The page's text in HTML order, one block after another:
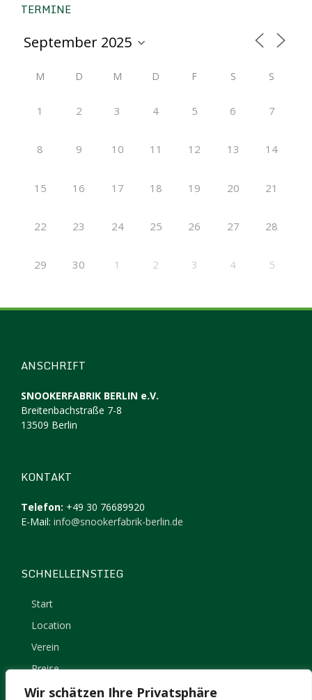
Wir schätzen Ihre Privatsphäre
TERMINE
M D M D F S S
1 2 3 4 5 6 7
8 9 10 11 12 13 14
15 16 17 18 19 20 21
22 23 24 25 26 27 28
29 30 1 2 3 4 5
ANSCHRIFT
SNOOKERFABRIK BERLIN e.V.
Breitenbachstraße 7-8
13509 Berlin
KONTAKT
Telefon: +49 30 76689920
E-Mail: info@snookerfabrik-berlin.de
SCHNELLEINSTIEG
Start
Location
Verein
Preise
Kontakt